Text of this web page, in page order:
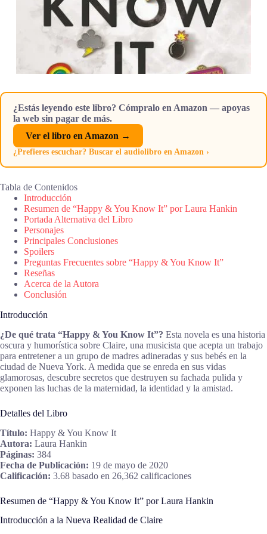
¿Estás leyendo este libro? Cómpralo en Amazon — apoyas
la web sin pagar de más.
Ver el libro en Amazon →
¿Prefieres escuchar? Buscar el audiolibro en Amazon ›
Tabla de Contenidos
Introducción
Resumen de “Happy & You Know It” por Laura Hankin
Portada Alternativa del Libro
Personajes
Principales Conclusiones
Spoilers
Preguntas Frecuentes sobre “Happy & You Know It”
Reseñas
Acerca de la Autora
Conclusión
Introducción
¿De qué trata “Happy & You Know It”? Esta novela es una historia
oscura y humorística sobre Claire, una musicista que acepta un trabajo
para entretener a un grupo de madres adineradas y sus bebés en la
ciudad de Nueva York. A medida que se enreda en sus vidas
glamorosas, descubre secretos que destruyen su fachada pulida y
exponen las luchas de la maternidad, la identidad y la amistad.
Detalles del Libro
Título: Happy & You Know It
Autora: Laura Hankin
Páginas: 384
Fecha de Publicación: 19 de mayo de 2020
Calificación: 3.68 basado en 26,362 calificaciones
Resumen de “Happy & You Know It” por Laura Hankin
Introducción a la Nueva Realidad de Claire